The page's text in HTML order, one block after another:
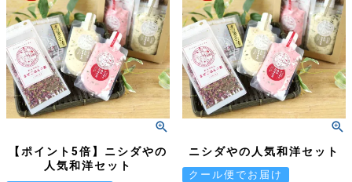
【ポイント5倍】ニシダやの
人気和洋セット
ニシダやの人気和洋セット
クール便でお届け